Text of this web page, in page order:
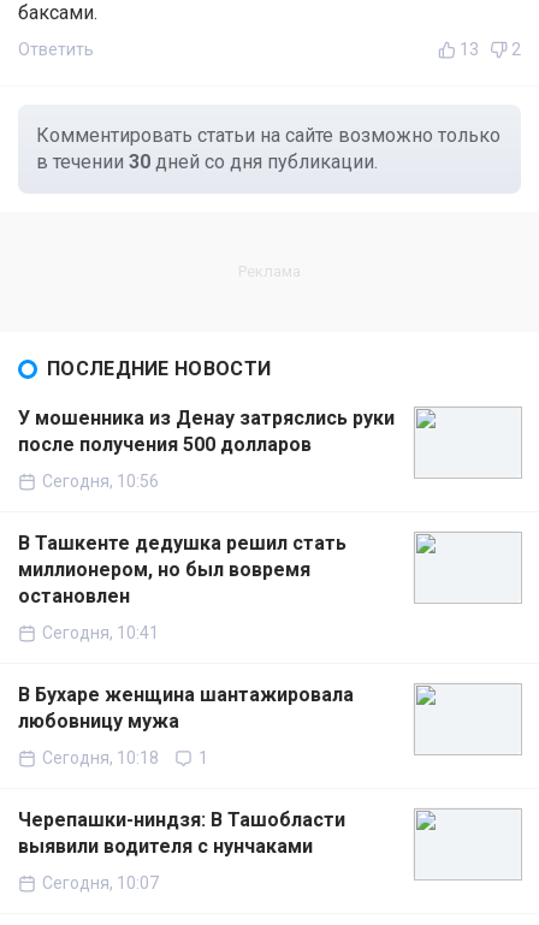
баксами.
Ответить 13 2
Комментировать статьи на сайте возможно только
в течении 30 дней со дня публикации.
ПОСЛЕДНИЕ НОВОСТИ
У мошенника из Денау затряслись руки
после получения 500 долларов
Сегодня, 10:56
В Ташкенте дедушка решил стать
миллионером, но был вовремя
остановлен
Сегодня, 10:41
В Бухаре женщина шантажировала
любовницу мужа
Сегодня, 10:18 1
Черепашки-ниндзя: В Ташобласти
выявили водителя с нунчаками
Сегодня, 10:07